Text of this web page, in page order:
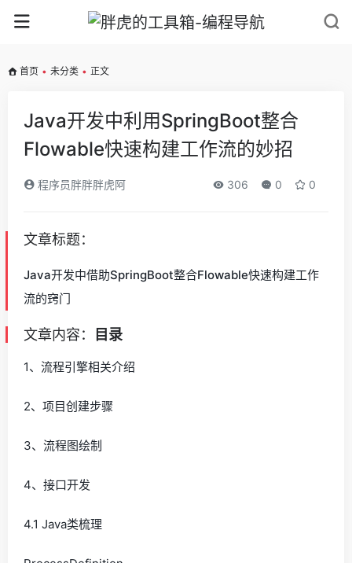
首页 • 未分类 • 正文
Java开发中利用SpringBoot整合
Flowable快速构建工作流的妙招
程序员胖胖胖虎阿 306 0 0
文章标题：
Java开发中借助SpringBoot整合Flowable快速构建工作
流的窍门
文章内容： 目录
1、流程引擎相关介绍
2、项目创建步骤
3、流程图绘制
4、接口开发
4.1 Java类梳理